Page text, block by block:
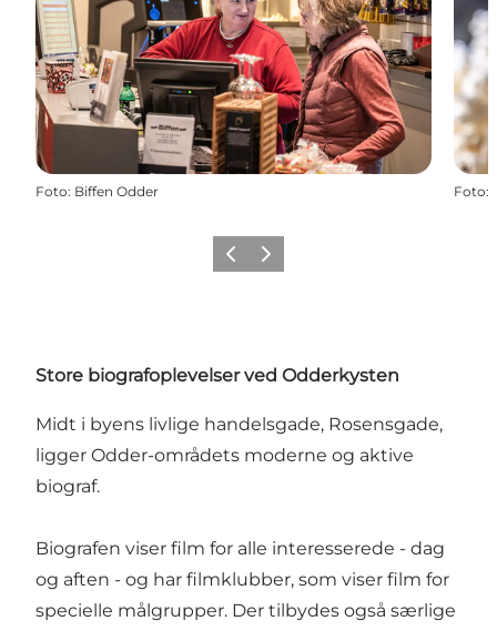
Foto: Biffen Odder Foto:
ForrigeNæste
Store biografoplevelser ved Odderkysten
Midt i byens livlige handelsgade, Rosensgade,
ligger Odder-områdets moderne og aktive
biograf.
Biografen viser film for alle interesserede - dag
og aften - og har filmklubber, som viser film for
specielle målgrupper. Der tilbydes også særlige